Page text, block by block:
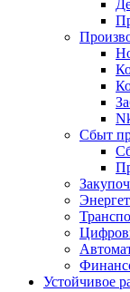
Сбыт
Устойчивое